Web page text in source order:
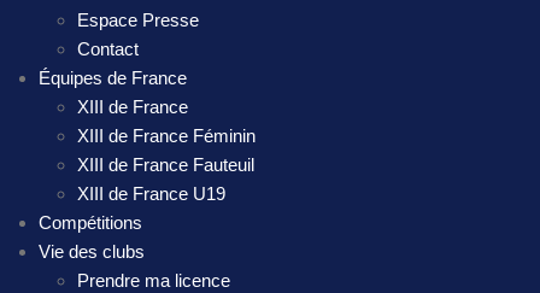
Espace Presse
Contact
Équipes de France
XIII de France
XIII de France Féminin
XIII de France Fauteuil
XIII de France U19
Compétitions
Vie des clubs
Prendre ma licence